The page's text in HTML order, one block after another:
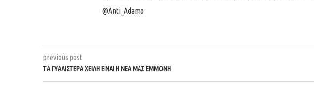
@Anti_Adamo
previous post
ΤΑ ΓΥΑΛΙΣΤΕΡΆ ΧΕΊΛΗ ΕΊΝΑΙ Η ΝΈΑ ΜΑΣ ΕΜΜΟΝΉ